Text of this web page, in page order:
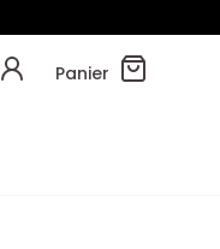
Panier